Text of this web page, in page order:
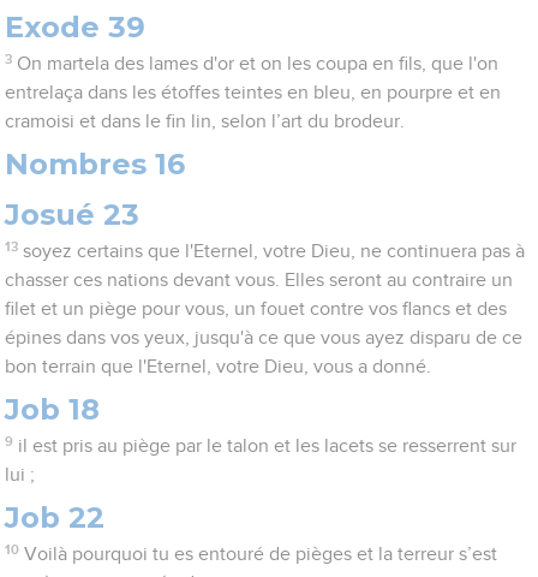
Exode 39
3 On martela des lames d'or et on les coupa en fils, que l'on
entrelaça dans les étoffes teintes en bleu, en pourpre et en
cramoisi et dans le fin lin, selon l’art du brodeur.
Nombres 16
Josué 23
13 soyez certains que l'Eternel, votre Dieu, ne continuera pas à
chasser ces nations devant vous. Elles seront au contraire un
filet et un piège pour vous, un fouet contre vos flancs et des
épines dans vos yeux, jusqu'à ce que vous ayez disparu de ce
bon terrain que l'Eternel, votre Dieu, vous a donné.
Job 18
9 il est pris au piège par le talon et les lacets se resserrent sur
lui ;
Job 22
10 Voilà pourquoi tu es entouré de pièges et la terreur s’est